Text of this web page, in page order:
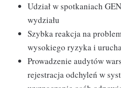
Udział w spotkaniach
wydziału
Szybka reakcja na
wysokiego ryzyka i
Prowadzenie audytów
rejestracja odchyleń w